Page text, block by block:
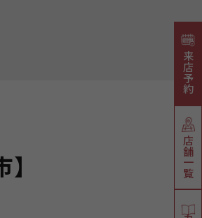
来店予約
店舗一覧